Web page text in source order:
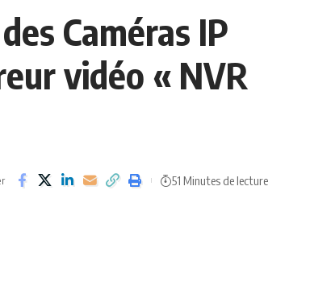
Caméras IP
vidéo « NVR
51 Minutes de lecture